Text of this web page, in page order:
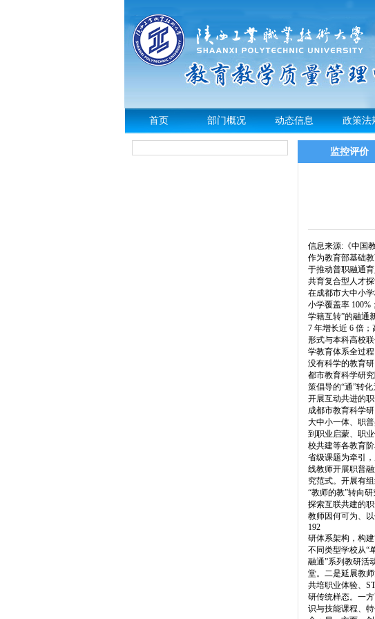
首页 部门概况 动态信息 政策法
监控评价
信息来源:《中国
作为教育部基础
于推动普职融通
共育复合型人才
在成都市大中小
小学覆盖率 100%
学籍互转”的融通
7 年增长近 6 倍
形式与本科高校
学教育体系全过程
没有科学的教育
都市教育科学研
策倡导的“通”转化
开展互动共进的
成都市教育科学
大中小一体、职
到职业启蒙、职
校共建等各教育
省级课题为牵引
线教师开展职普
究范式。开展有
“教师的教”转向研
探索互联共建的
教师因何可为、
192
研体系架构，构
不同类型学校从“
融通”系列教研活
堂。二是延展教
共培职业体验、
研传统样态。一
识与技能课程、